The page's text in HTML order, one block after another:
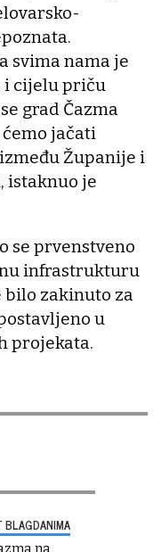
svima nama je
i cijelu priču
grad Čazma
jačati
Županije i
istaknuo je
se prvenstveno
infrastrukturu
bilo zakinuto za
u
projekata.
na